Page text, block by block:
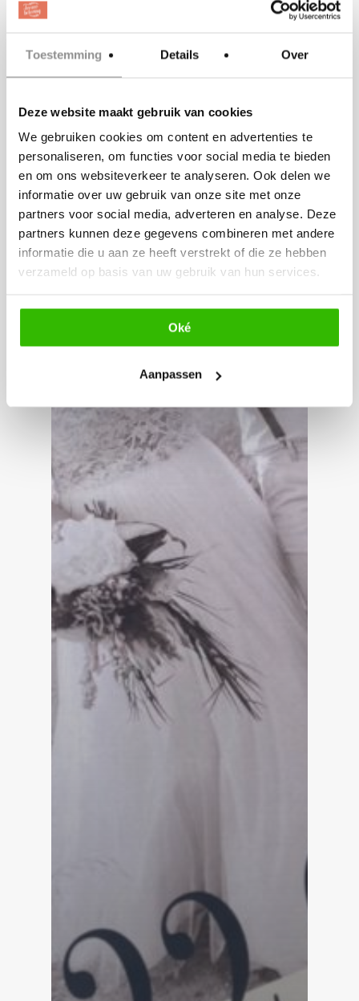
Toestemming Details Over
Deze website maakt gebruik van cookies
We gebruiken cookies om content en advertenties te
personaliseren, om functies voor social media te bieden
en om ons websiteverkeer te analyseren. Ook delen we
informatie over uw gebruik van onze site met onze
partners voor social media, adverteren en analyse. Deze
partners kunnen deze gegevens combineren met andere
informatie die u aan ze heeft verstrekt of die ze hebben
verzameld op basis van uw gebruik van hun services.
Oké
Aanpassen